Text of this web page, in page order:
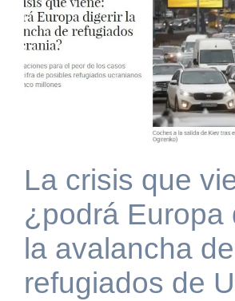
La crisis que
¿podrá Europa
la avalancha de
refugiados de